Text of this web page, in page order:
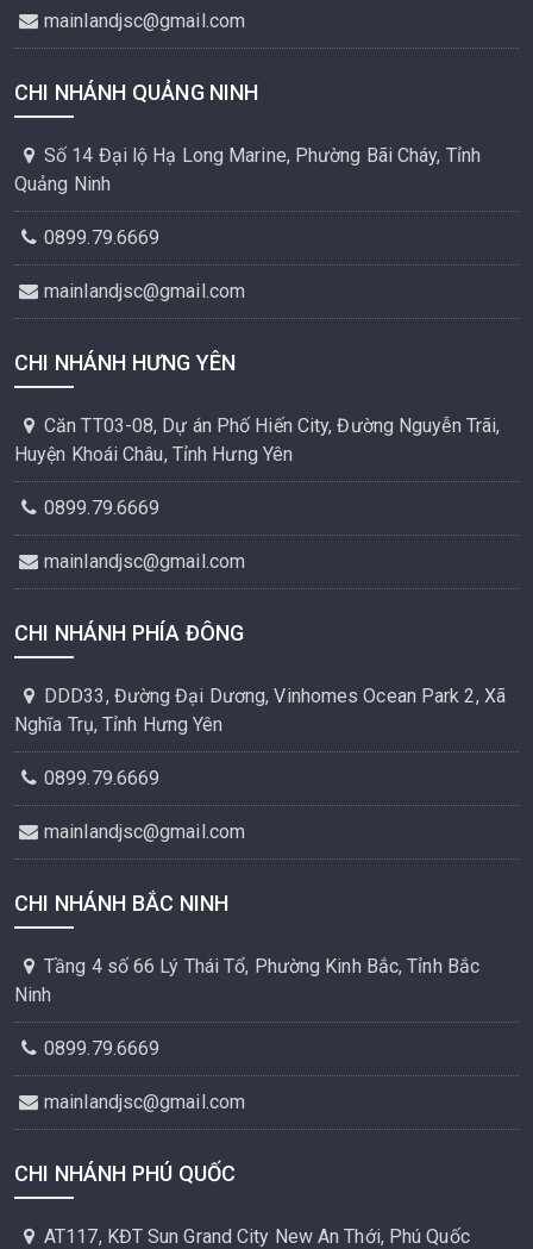
mainlandjsc@gmail.com
CHI NHÁNH QUẢNG NINH
Số 14 Đại lộ Hạ Long Marine, Phường Bãi Cháy, Tỉnh
Quảng Ninh
0899.79.6669
mainlandjsc@gmail.com
CHI NHÁNH HƯNG YÊN
Căn TT03-08, Dự án Phố Hiến City, Đường Nguyễn Trãi,
Huyện Khoái Châu, Tỉnh Hưng Yên
0899.79.6669
mainlandjsc@gmail.com
CHI NHÁNH PHÍA ĐÔNG
DDD33, Đường Đại Dương, Vinhomes Ocean Park 2, Xã
Nghĩa Trụ, Tỉnh Hưng Yên
0899.79.6669
mainlandjsc@gmail.com
CHI NHÁNH BẮC NINH
Tầng 4 số 66 Lý Thái Tổ, Phường Kinh Bắc, Tỉnh Bắc
Ninh
0899.79.6669
mainlandjsc@gmail.com
CHI NHÁNH PHÚ QUỐC
AT117, KĐT Sun Grand City New An Thới, Phú Quốc